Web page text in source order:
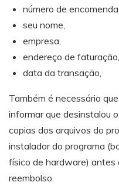
número de
seu nome,
empresa,
endereço de faturação,
data da transação,
Também é necessário
informar que desinstalou
copias dos arquivos do
instalador do programa
físico de hardware) antes
reembolso.